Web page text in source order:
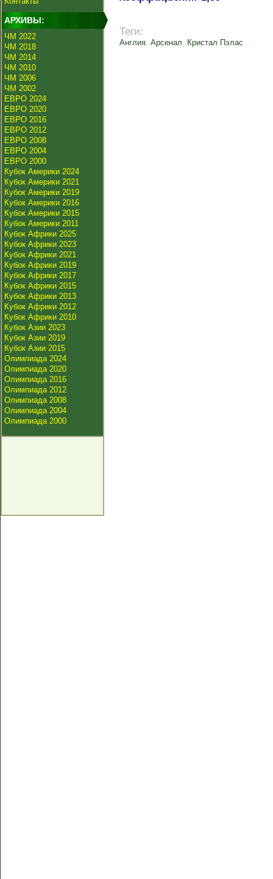
АРХИВЫ:
ЧМ 2022
ЧМ 2018
ЧМ 2014
ЧМ 2010
ЧМ 2006
ЧМ 2002
ЕВРО 2024
ЕВРО 2020
ЕВРО 2016
ЕВРО 2012
ЕВРО 2008
ЕВРО 2004
ЕВРО 2000
Кубок Америки 2024
Кубок Америки 2021
Кубок Америки 2019
Кубок Америки 2016
Кубок Америки 2015
Кубок Америки 2011
Кубок Африки 2025
Кубок Африки 2023
Кубок Африки 2021
Кубок Африки 2019
Кубок Африки 2017
Кубок Африки 2015
Кубок Африки 2013
Кубок Африки 2012
Кубок Африки 2010
Кубок Азии 2023
Кубок Азии 2019
Кубок Азии 2015
Олимпиада 2024
Олимпиада 2020
Олимпиада 2016
Олимпиада 2012
Олимпиада 2008
Олимпиада 2004
Олимпиада 2000
Теги:
Англия, Арсенал, Кристал Пэлас